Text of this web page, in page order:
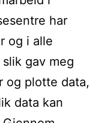
har
og i alle
gav meg
og plotte data,
data kan